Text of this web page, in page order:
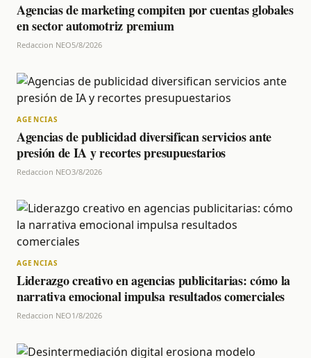
Agencias de marketing compiten por cuentas globales
en sector automotriz premium
Redaccion NEO5/8/2026
AGENCIAS
Agencias de publicidad diversifican servicios ante
presión de IA y recortes presupuestarios
Redaccion NEO3/8/2026
AGENCIAS
Liderazgo creativo en agencias publicitarias: cómo la
narrativa emocional impulsa resultados comerciales
Redaccion NEO1/8/2026